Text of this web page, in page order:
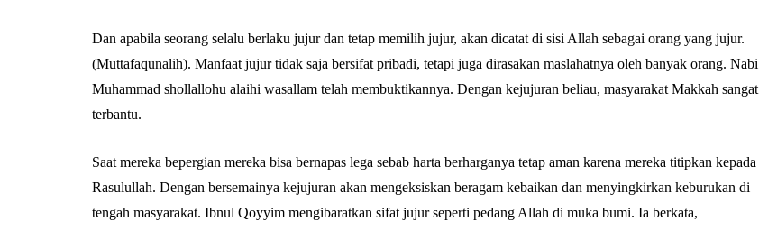
Dan apabila seorang selalu berlaku jujur dan tetap memilih jujur, akan dicatat di sisi Allah sebagai orang yang jujur.
(Muttafaqunalih). Manfaat jujur tidak saja bersifat pribadi, tetapi juga dirasakan maslahatnya oleh banyak orang. Nabi
Muhammad shollallohu alaihi wasallam telah membuktikannya. Dengan kejujuran beliau, masyarakat Makkah sangat
terbantu.
Saat mereka bepergian mereka bisa bernapas lega sebab harta berharganya tetap aman karena mereka titipkan kepada
Rasulullah. Dengan bersemainya kejujuran akan mengeksiskan beragam kebaikan dan menyingkirkan keburukan di
tengah masyarakat. Ibnul Qoyyim mengibaratkan sifat jujur seperti pedang Allah di muka bumi. Ia berkata,